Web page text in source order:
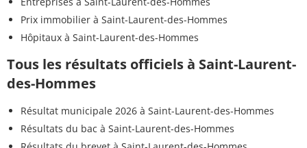
Prix immobilier à Saint-Laurent-des-Hommes
Hôpitaux à Saint-Laurent-des-Hommes
Tous les résultats officiels à Saint-Laurent-
des-Hommes
Résultat municipale 2026 à Saint-Laurent-des-Hommes
Résultats du bac à Saint-Laurent-des-Hommes